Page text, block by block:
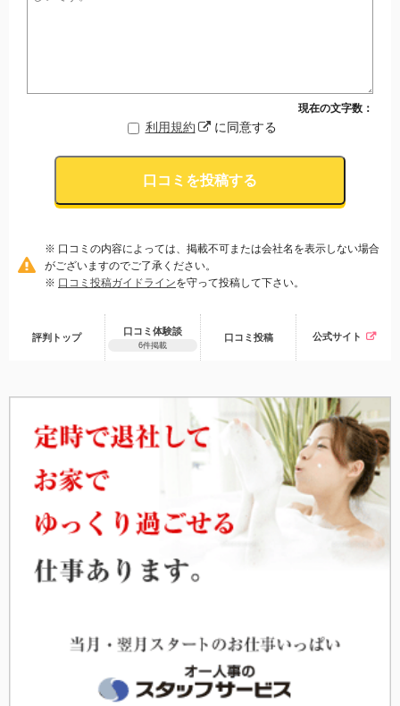
現在の文字数：
利用規約 に同意する
口コミを投稿する
※ 口コミの内容によっては、掲載不可または会社名を表示しない場合
がございますのでご了承ください。
※ 口コミ投稿ガイドラインを守って投稿して下さい。
評判トップ
口コミ体験談
6件掲載
口コミ 投稿 公式サイト